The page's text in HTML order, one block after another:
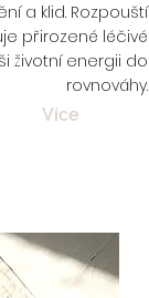
a klid. Rozpouští
přirozené léčivé
životní energii do
rovnováhy.
Více